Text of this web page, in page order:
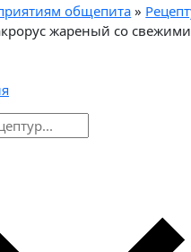
общепита»
жареный со